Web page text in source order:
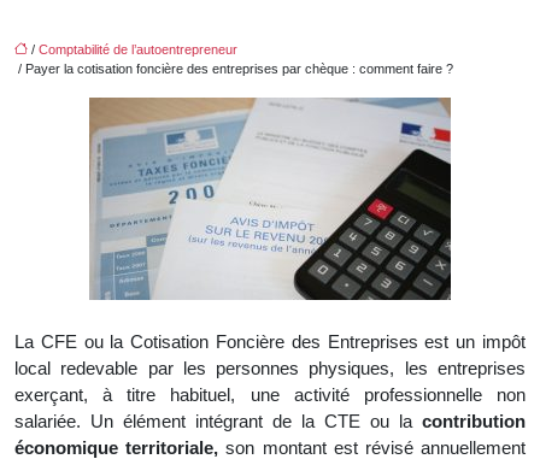
/ Comptabilité de l’autoentrepreneur
/ Payer la cotisation foncière des entreprises par chèque : comment faire ?
La CFE ou la Cotisation Foncière des Entreprises est un impôt
local redevable par les personnes physiques, les entreprises
exerçant, à titre habituel, une activité professionnelle non
salariée. Un élément intégrant de la CTE ou la contribution
économique territoriale,son montant est révisé annuellement